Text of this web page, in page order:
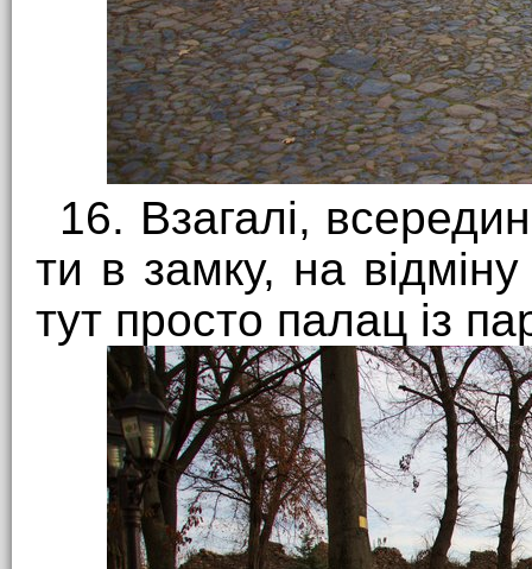
16. Взагалі,
ти в замку, на
тут просто палац із